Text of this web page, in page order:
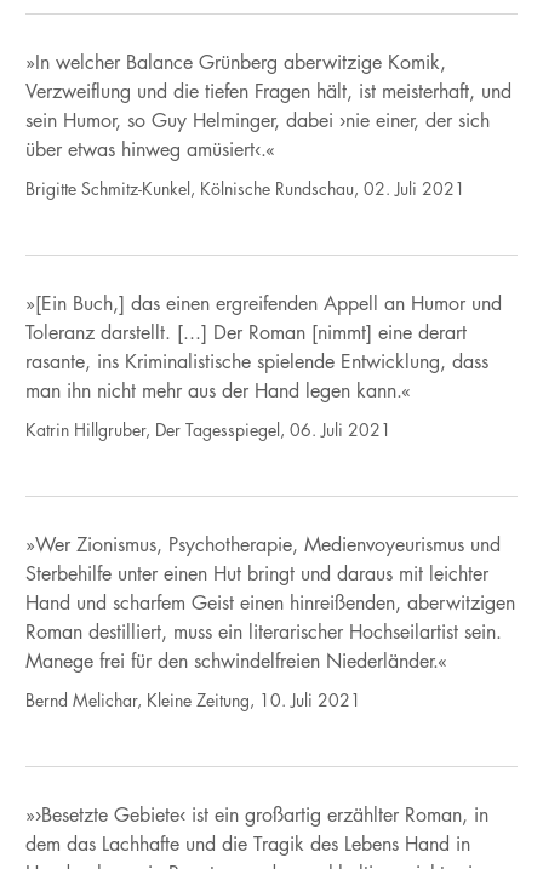
»In welcher Balance Grünberg aberwitzige Komik,
Verzweiflung und die tiefen Fragen hält, ist meisterhaft, und
sein Humor, so Guy Helminger, dabei ›nie einer, der sich
über etwas hinweg amüsiert‹.«
Brigitte Schmitz-Kunkel, Kölnische Rundschau, 02. Juli 2021
»[Ein Buch,] das einen ergreifenden Appell an Humor und
Toleranz darstellt. [...] Der Roman [nimmt] eine derart
rasante, ins Kriminalistische spielende Entwicklung, dass
man ihn nicht mehr aus der Hand legen kann.«
Katrin Hillgruber, Der Tagesspiegel, 06. Juli 2021
»Wer Zionismus, Psychotherapie, Medienvoyeurismus und
Sterbehilfe unter einen Hut bringt und daraus mit leichter
Hand und scharfem Geist einen hinreißenden, aberwitzigen
Roman destilliert, muss ein literarischer Hochseilartist sein.
Manege frei für den schwindelfreien Niederländer.«
Bernd Melichar, Kleine Zeitung, 10. Juli 2021
»›Besetzte Gebiete‹ ist ein großartig erzählter Roman, in
dem das Lachhafte und die Tragik des Lebens Hand in